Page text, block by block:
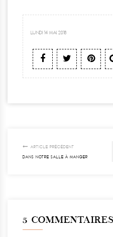
LUNDI 14 MAI 2018
ARTICLE PRÉCÉDENT
DANS NOTRE SALLE À MANGER
5 COMMENTAIRES